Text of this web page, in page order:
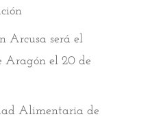
Arcusa será el
Aragón el 20 de
Alimentaria de